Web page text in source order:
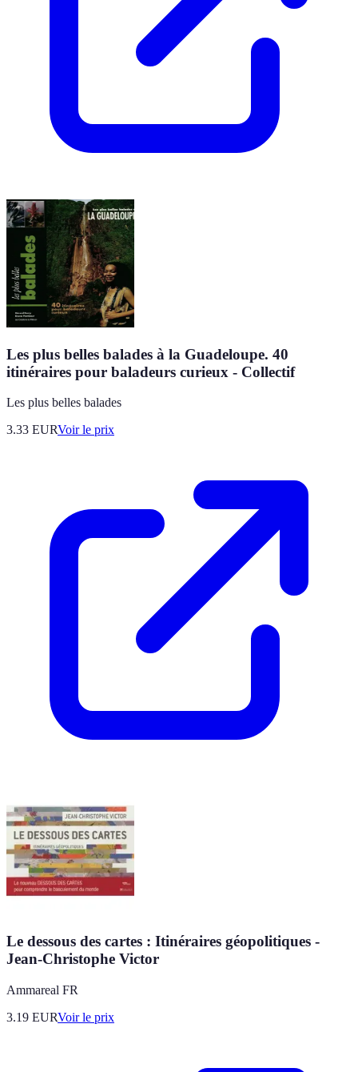
Les plus belles balades à la Guadeloupe. 40
itinéraires pour baladeurs curieux - Collectif
Les plus belles balades
3.33 EURVoir le prix
Le dessous des cartes : Itinéraires géopolitiques -
Jean-Christophe Victor
Ammareal FR
3.19 EURVoir le prix